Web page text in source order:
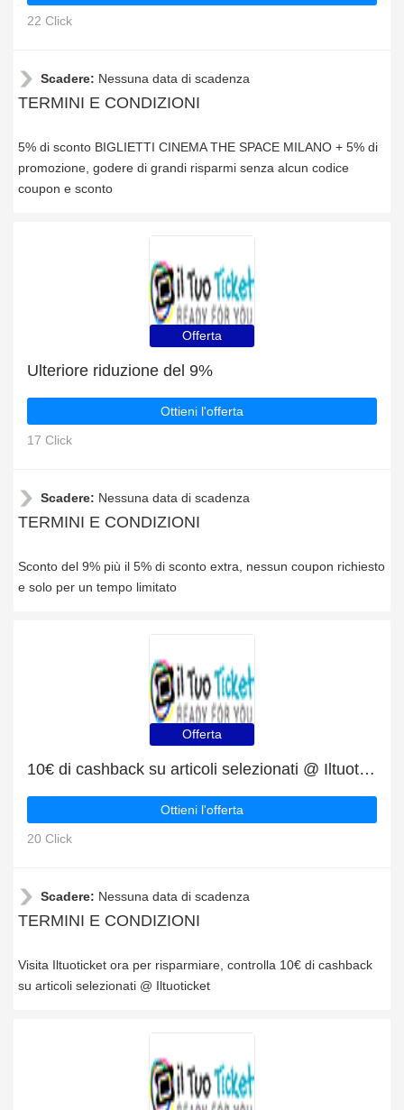
22 Click
Scadere: Nessuna data di scadenza
TERMINI E CONDIZIONI
5% di sconto BIGLIETTI CINEMA THE SPACE MILANO + 5% di
promozione, godere di grandi risparmi senza alcun codice
coupon e sconto
Offerta
Ulteriore riduzione del 9%
Ottieni l'offerta
17 Click
Scadere: Nessuna data di scadenza
TERMINI E CONDIZIONI
Sconto del 9% più il 5% di sconto extra, nessun coupon richiesto
e solo per un tempo limitato
Offerta
10€ di cashback su articoli selezionati @ Iltuoticket
Ottieni l'offerta
20 Click
Scadere: Nessuna data di scadenza
TERMINI E CONDIZIONI
Visita Iltuoticket ora per risparmiare, controlla 10€ di cashback
su articoli selezionati @ Iltuoticket